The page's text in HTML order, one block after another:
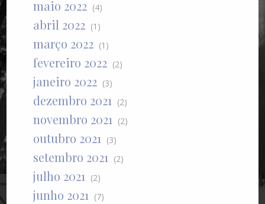
maio 2022 (4)
abril 2022 (1)
março 2022 (1)
fevereiro 2022 (2)
janeiro 2022 (3)
dezembro 2021 (2)
novembro 2021 (2)
outubro 2021 (3)
setembro 2021 (2)
julho 2021 (2)
junho 2021 (7)